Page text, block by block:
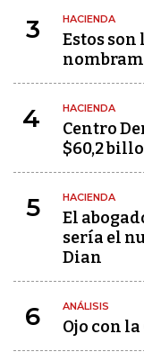
3 HACIENDA
Estos
4 HACIENDA
Centro
$60,2
5 HACIENDA
El
sería el
Dian
6 ANÁLISIS
Ojo con